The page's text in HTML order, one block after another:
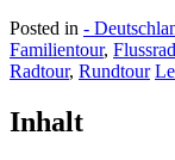
Posted in -
Familientour,
Radtour, Rundtour
Inhalt